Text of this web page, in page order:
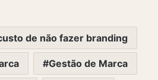
de não fazer branding
Gestão de Marca